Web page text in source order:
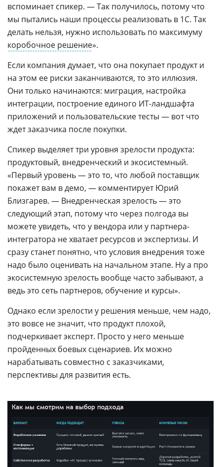
вспоминает спикер. — Так получилось, потому что
мы пытались наши процессы реализовать в 1С. Так
делать нельзя, нужно использовать по максимуму
коробочное решение».
Если компания думает, что она покупает продукт и
на этом ее риски заканчиваются, то это иллюзия.
Они только начинаются: миграция, настройка
интеграции, построение единого ИТ-ландшафта
приложений и пользовательские тесты — вот что
ждет заказчика после покупки.
Спикер выделяет три уровня зрелости продукта:
продуктовый, внедренческий и экосистемный.
«Первый уровень — это то, что любой поставщик
покажет вам в демо, — комментирует Юрий
Близгарев. — Внедренческая зрелость — это
следующий этап, потому что через полгода вы
можете увидеть, что у вендора или у партнера-
интегратора не хватает ресурсов и экспертизы. И
сразу станет понятно, что условия внедрения тоже
надо было оценивать на начальном этапе. Ну а про
экосистемную зрелость вообще часто забывают, а
ведь это сеть партнеров, обучение и курсы».
Однако если зрелости у решения меньше, чем надо,
это вовсе не значит, что продукт плохой,
подчеркивает эксперт. Просто у него меньше
пройденных боевых сценариев. Их можно
нарабатывать совместно с заказчиками,
перспективы для развития есть.